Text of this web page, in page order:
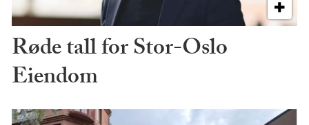
Røde tall for Stor-Oslo
Eiendom